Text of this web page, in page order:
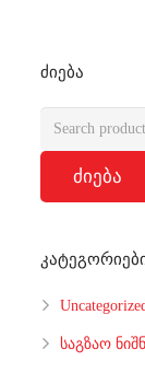
ძიება
ძიება
საგზაო